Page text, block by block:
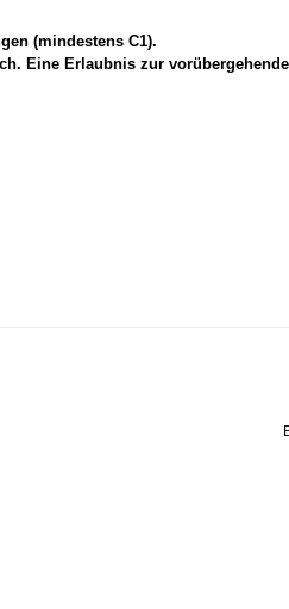
(mindestens C1).
Eine Erlaubnis zur